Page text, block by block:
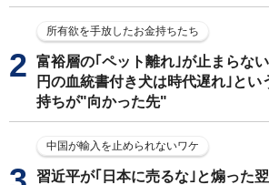
所有欲を手放したお金持ちたち
富裕層の｢ペット離れ｣が止まらな
円の血統書付き犬は時代遅れ｣とい
持ちが"向かった先"
中国が輸入を止められないワケ
習近平が｢日本に売るな｣と煽った